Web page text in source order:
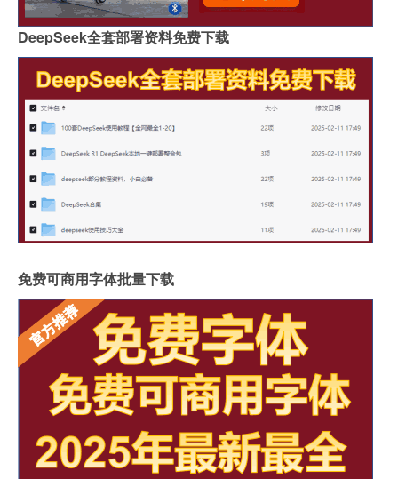
DeepSeek全套部署资料免费下载
免费可商用字体批量下载